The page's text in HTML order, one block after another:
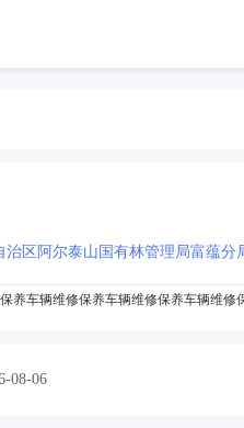
治区阿尔泰山国有林管理局富蕴分
养车辆维修保养车辆维修保养车辆维
08-06